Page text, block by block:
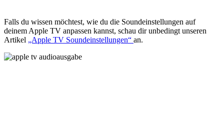
Falls du wissen möchtest, wie du die Soundeinstellungen auf
deinem Apple TV anpassen kannst, schau dir unbedingt unseren
Artikel „Apple TV Soundeinstellungen“ an.